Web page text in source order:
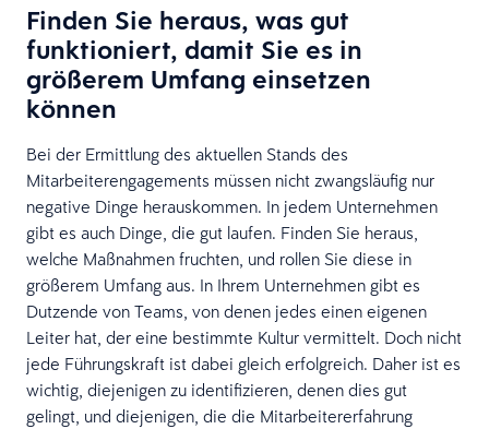
Finden Sie heraus, was gut
funktioniert, damit Sie es in
größerem Umfang einsetzen
können
Bei der Ermittlung des aktuellen Stands des
Mitarbeiterengagements müssen nicht zwangsläufig nur
negative Dinge herauskommen. In jedem Unternehmen
gibt es auch Dinge, die gut laufen. Finden Sie heraus,
welche Maßnahmen fruchten, und rollen Sie diese in
größerem Umfang aus. In Ihrem Unternehmen gibt es
Dutzende von Teams, von denen jedes einen eigenen
Leiter hat, der eine bestimmte Kultur vermittelt. Doch nicht
jede Führungskraft ist dabei gleich erfolgreich. Daher ist es
wichtig, diejenigen zu identifizieren, denen dies gut
gelingt, und diejenigen, die die Mitarbeitererfahrung